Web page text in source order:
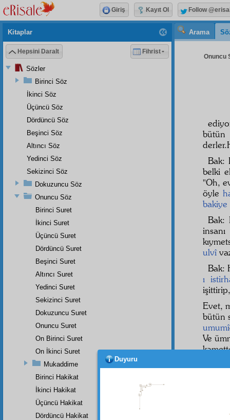
Arama
Onuncu
derler.
Bak:
belki
"Oh,
öyle
bakiye
Bak:
ulvî
Bak:
ı
Evet,
bütün
umumî
Ve
Kitaplar
Hepsini Daralt Fihrist
Sözler
Birinci Söz
İkinci Söz
Üçüncü Söz
Dördüncü Söz
Beşinci Söz
Altıncı Söz
Yedinci Söz
Sekizinci Söz
Dokuzuncu Söz
Onuncu Söz
Birinci Suret
İkinci Suret
Üçüncü Suret
Dördüncü Suret
Beşinci Suret
Altıncı Suret
Yedinci Suret
Sekizinci Suret
Dokuzuncu Suret
Onuncu Suret
On Birinci Suret
On İkinci Suret
Mukaddime
Birinci Hakikat
İkinci Hakikat
Üçüncü Hakikat
Dördüncü Hakikat
Giriş Kayıt Ol Follow
Duyuru